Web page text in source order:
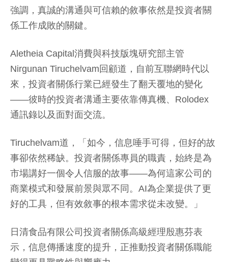
強調，真誠的溝通與可信賴的敘事依然是投資者關
係工作成敗的關鍵。
Aletheia Capital消費與科技版塊研究部主管
Nirgunan Tiruchelvam回顧道，自前互聯網時代以
來，投資者關係行業已經發生了翻天覆地的變化
——彼時的投資者溝通主要依靠傳真機、Rolodex
通訊錄以及面對面交流。
Tiruchelvam道，「如今，信息唾手可得，但好的故
事卻依然稀缺。投資者關係專員的職責，始終是為
市場講好一個令人信服的故事——為何這家公司的
商業模式和發展前景與眾不同。AI為企業提供了更
好的工具，但有效敘事的根本需求從未改變。」
日清食品有限公司投資者關係高級經理殷惠芬表
示，信息傳播速度的提升，正推動投資者關係職能